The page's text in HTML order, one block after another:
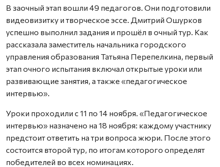
В заочный этап вошли 49 педагогов. Они подготовили
видеовизитку и творческое эссе. Дмитрий Ошурков
успешно выполнил задания и прошёл в очный тур. Как
рассказала заместитель начальника городского
управления образования Татьяна Перепелкина, первый
этап очного испытания включал открытые уроки или
развивающие занятия, а также «педагогическое
интервью».
Уроки проходили с 11 по 14 ноября. «Педагогическое
интервью» назначено на 18 ноября: каждому участнику
предстоит ответить на три вопроса жюри. После этого
состоится второй тур, по итогам которого определят
победителей во всех номинациях.